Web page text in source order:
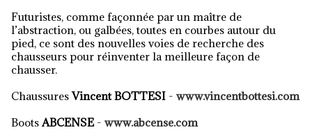
Futuristes, comme façonnée par un maître de
l’abstraction, ou galbées, toutes en courbes autour du
pied, ce sont des nouvelles voies de recherche des
chausseurs pour réinventer la meilleure façon de
chausser.
ChaussuresVincent BOTTESI - www.vincentbottesi.com
BootsABCENSE- www.abcense.com